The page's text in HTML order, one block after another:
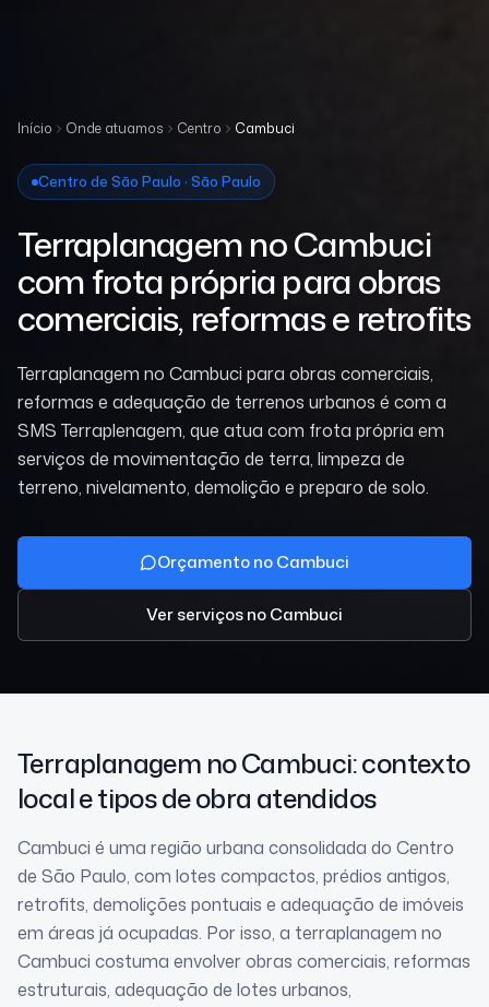
Início Onde atuamos Centro Cambuci
Centro de São Paulo · São Paulo
Terraplanagem no Cambuci
com frota própria para obras
comerciais, reformas e retrofits
Terraplanagem no Cambuci para obras comerciais,
reformas e adequação de terrenos urbanos é com a
SMS Terraplenagem, que atua com frota própria em
serviços de movimentação de terra, limpeza de
terreno, nivelamento, demolição e preparo de solo.
Orçamento no Cambuci
Ver serviçosno Cambuci
Terraplanagem no Cambuci: contexto
local e tipos de obra atendidos
Cambuci é uma região urbana consolidada do Centro
de São Paulo, com lotes compactos, prédios antigos,
retrofits, demolições pontuais e adequação de imóveis
em áreas já ocupadas. Por isso, a terraplanagem no
Cambuci costuma envolver obras comerciais, reformas
estruturais, adequação de lotes urbanos,